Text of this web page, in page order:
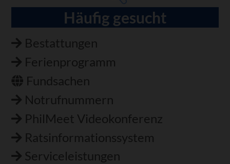
Häufig gesucht
Bestattungen
Ferienprogramm
Fundsachen
Notrufnummern
PhilMeet Videokonferenz
Ratsinformationssystem
Serviceleistungen